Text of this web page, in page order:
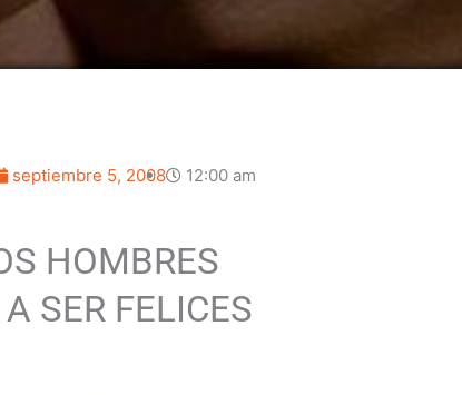
septiembre 5, 2008 12:00 am
HOMBRES
SER FELICES